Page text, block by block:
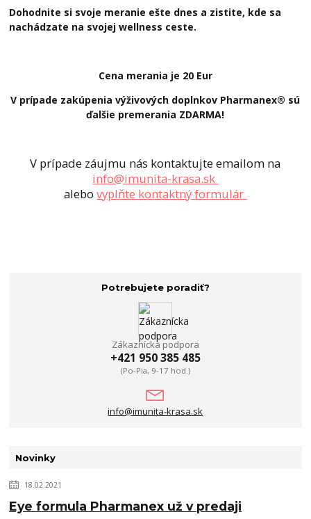
Dohodnite si svoje meranie ešte dnes a zistite, kde sa
nachádzate na svojej wellness ceste.
Cena merania je 20 Eur
V prípade zakúpenia výživových doplnkov Pharmanex® sú
ďalšie premerania ZDARMA!
V prípade záujmu nás kontaktujte emailom na
info@imunita-krasa.sk
alebovyplňte kontaktný formulár
Potrebujete poradiť?
Zákaznícka podpora
+421 950 385 485
(Po-Pia, 9-17 hod.)
info@imunita-krasa.sk
Novinky
18.02.2021
Eye formula Pharmanex už v predaji